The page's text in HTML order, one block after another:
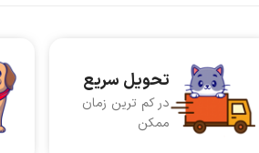
تحویل سریع
در کم ترین زمان
ممکن